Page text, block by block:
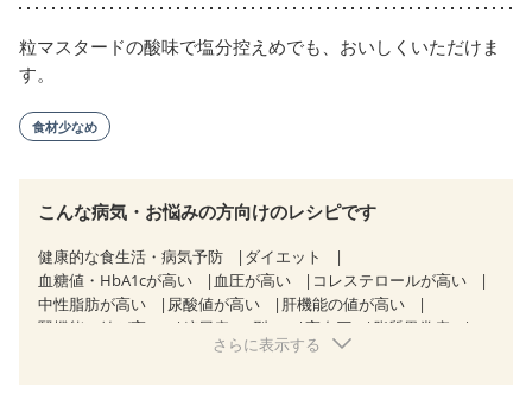
粒マスタードの酸味で塩分控えめでも、おいしくいただけま
す。
食材少なめ
こんな病気・お悩みの方向けのレシピです
健康的な食生活・病気予防
ダイエット
血糖値・HbA1cが高い
血圧が高い
コレステロールが高い
中性脂肪が高い
尿酸値が高い
肝機能の値が高い
腎機能の値が高い
糖尿病（2型） 高血圧
脂質異常症
狭心症 心筋梗塞
さらに表示する